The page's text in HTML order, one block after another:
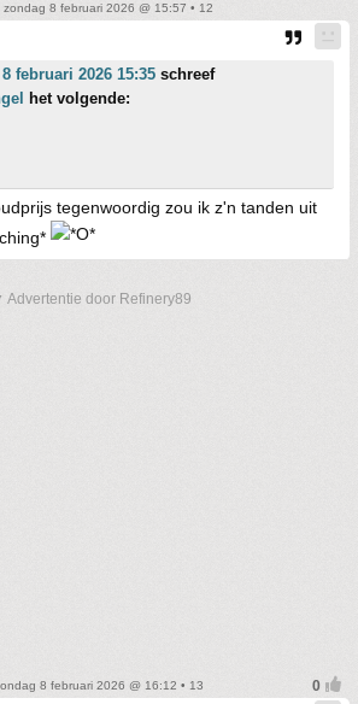
zondag 8 februari 2026 @ 15:57 • 12
februari 2026 15:35 schreef
het volgende:
tegenwoordig zou ik z'n tanden uit
Advertentie door Refinery89
8 februari 2026 @ 16:12 • 13